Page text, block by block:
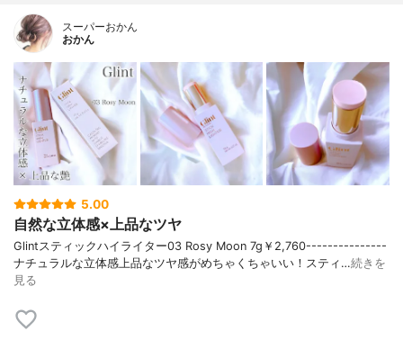
スーパーおかん
おかん
5.00
自然な立体感×上品なツヤ
Glintスティックハイライター03 Rosy Moon 7g￥2,760---------------
ナチュラルな立体感上品なツヤ感がめちゃくちゃいい！スティ…続きを
見る